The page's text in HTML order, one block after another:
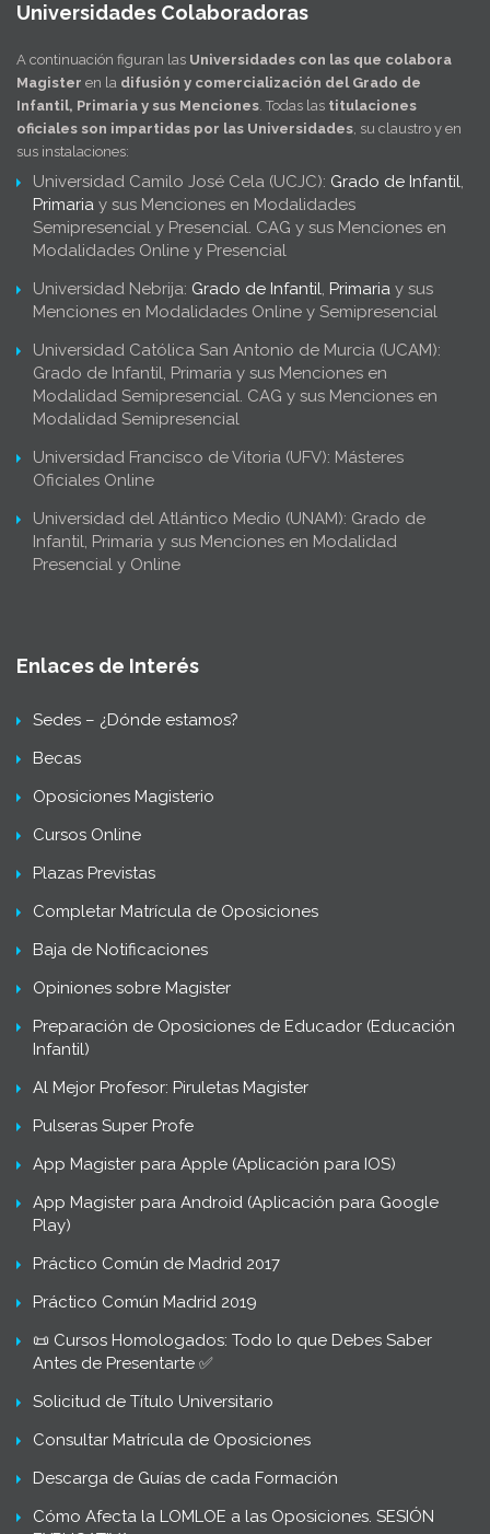
Universidades Colaboradoras
A continuación figuran las Universidades con las que colabora
Magister en la difusión y comercialización del Grado de
Infantil, Primaria y sus Menciones. Todas las titulaciones
oficiales son impartidas por las Universidades, su claustro y en
sus instalaciones:
Universidad Camilo José Cela (UCJC): Grado de Infantil,
Primaria y sus Menciones en Modalidades
Semipresencial y Presencial. CAG y sus Menciones en
Modalidades Online y Presencial
Universidad Nebrija: Grado de Infantil, Primaria y sus
Menciones en Modalidades Online y Semipresencial
Universidad Católica San Antonio de Murcia (UCAM):
Grado de Infantil, Primaria y sus Menciones en
Modalidad Semipresencial. CAG y sus Menciones en
Modalidad Semipresencial
Universidad Francisco de Vitoria (UFV): Másteres
Oficiales Online
Universidad del Atlántico Medio (UNAM): Grado de
Infantil, Primaria y sus Menciones en Modalidad
Presencial y Online
Enlaces de Interés
Sedes – ¿Dónde estamos?
Becas
Oposiciones Magisterio
Cursos Online
Plazas Previstas
Completar Matrícula de Oposiciones
Baja de Notificaciones
Opiniones sobre Magister
Preparación de Oposiciones de Educador (Educación
Infantil)
Al Mejor Profesor: Piruletas Magister
Pulseras Super Profe
App Magister para Apple (Aplicación para IOS)
App Magister para Android (Aplicación para Google
Play)
Práctico Común de Madrid 2017
Práctico Común Madrid 2019
📜 Cursos Homologados: Todo lo que Debes Saber
Antes de Presentarte ✅
Solicitud de Título Universitario
Consultar Matrícula de Oposiciones
Descarga de Guías de cada Formación
Cómo Afecta la LOMLOE a las Oposiciones. SESIÓN